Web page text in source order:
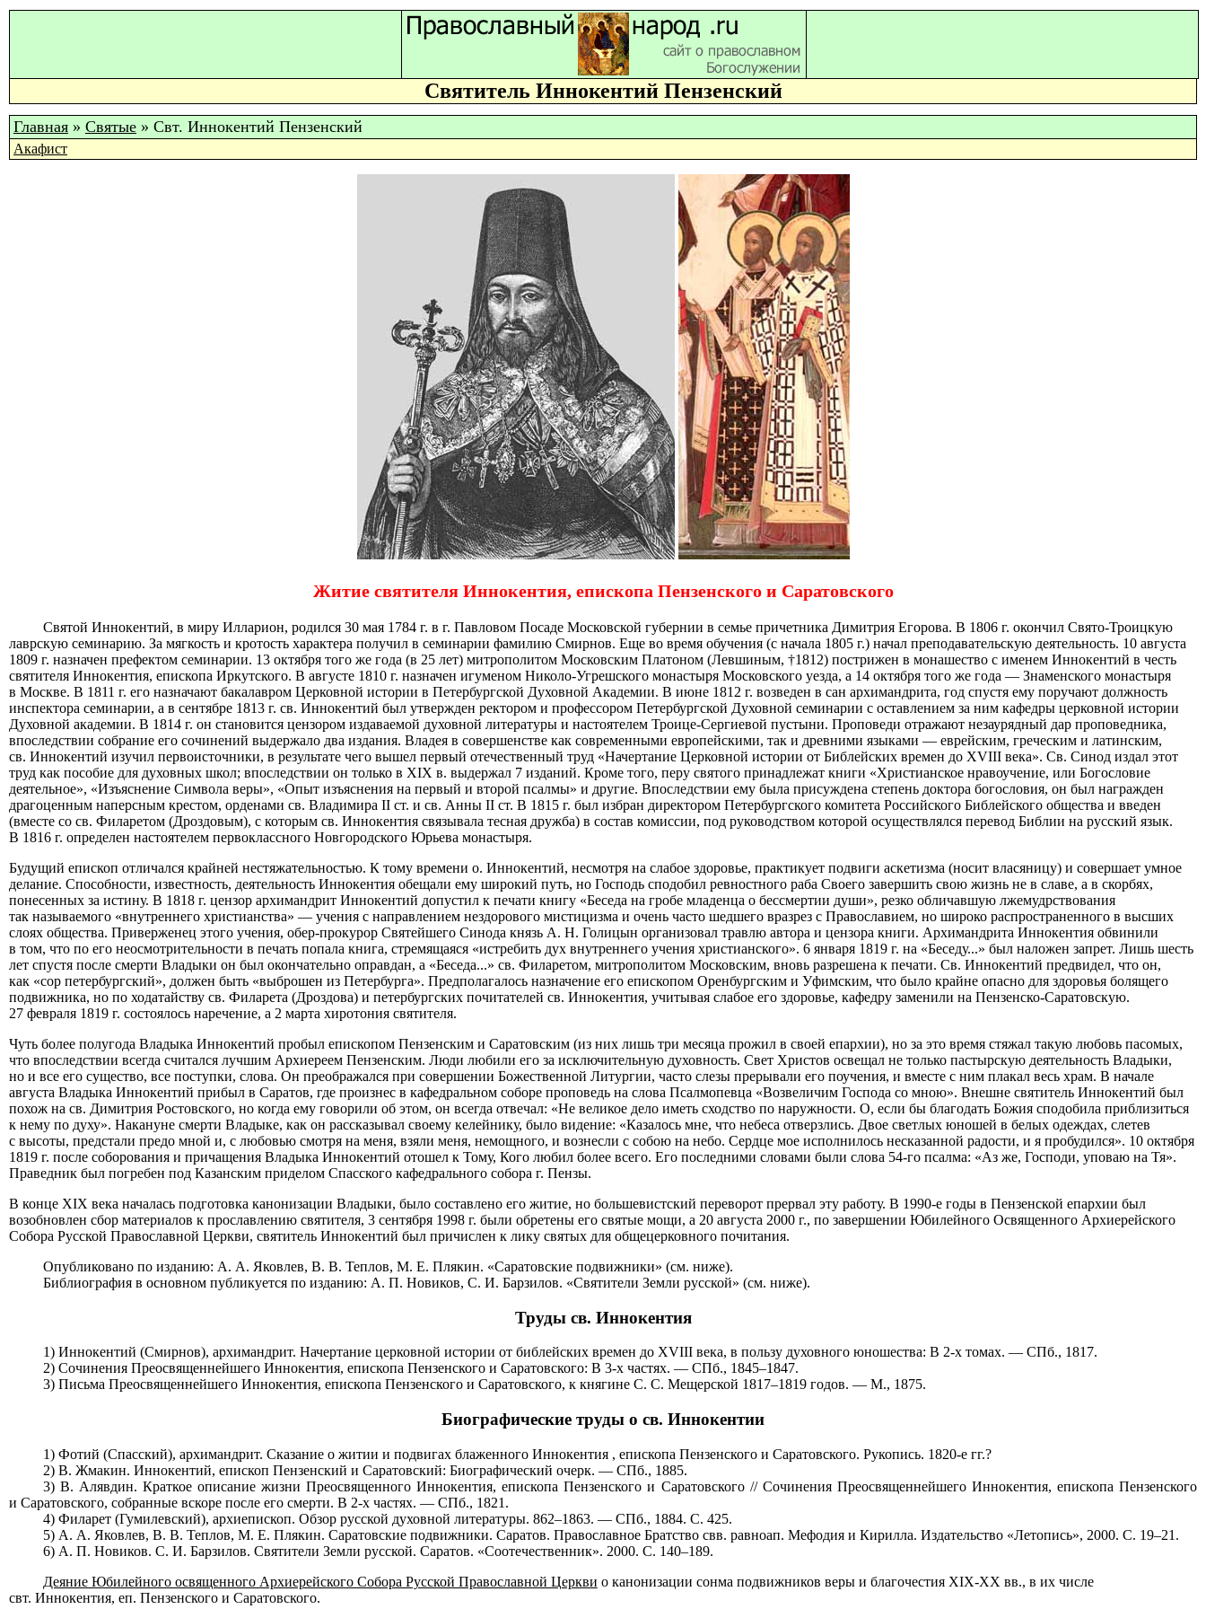
Святитель Иннокентий Пензенский
Главная » Святые » Свт. Иннокентий Пензенский
Акафист
Житие святителя Иннокентия, епископа Пензенского и Саратовского
Святой Иннокентий, в миру Илларион, родился 30 мая 1784 г. в г. Павловом Посаде Московской губернии в семье причетника Димитрия Егорова. В 1806 г. окончил Свято-Троицкую
лаврскую семинарию. За мягкость и кротость характера получил в семинарии фамилию Смирнов. Еще во время обучения (с начала 1805 г.) начал преподавательскую деятельность. 10 августа
1809 г. назначен префектом семинарии. 13 октября того же года (в 25 лет) митрополитом Московским Платоном (Левшиным, †1812) пострижен в монашество с именем Иннокентий в честь
святителя Иннокентия, епископа Иркутского. В августе 1810 г. назначен игуменом Николо-Угрешского монастыря Московского уезда, а 14 октября того же года — Знаменского монастыря
в Москве. В 1811 г. его назначают бакалавром Церковной истории в Петербургской Духовной Академии. В июне 1812 г. возведен в сан архимандрита, год спустя ему поручают должность
инспектора семинарии, а в сентябре 1813 г. св. Иннокентий был утвержден ректором и профессором Петербургской Духовной семинарии с оставлением за ним кафедры церковной истории
Духовной академии. В 1814 г. он становится цензором издаваемой духовной литературы и настоятелем Троице-Сергиевой пустыни. Проповеди отражают незаурядный дар проповедника,
впоследствии собрание его сочинений выдержало два издания. Владея в совершенстве как современными европейскими, так и древними языками — еврейским, греческим и латинским,
св. Иннокентий изучил первоисточники, в результате чего вышел первый отечественный труд «Начертание Церковной истории от Библейских времен до XVIII века». Св. Синод издал этот
труд как пособие для духовных школ; впоследствии он только в XIX в. выдержал 7 изданий. Кроме того, перу святого принадлежат книги «Христианское нравоучение, или Богословие
деятельное», «Изъяснение Символа веры», «Опыт изъяснения на первый и второй псалмы» и другие. Впоследствии ему была присуждена степень доктора богословия, он был награжден
драгоценным наперсным крестом, орденами св. Владимира II ст. и св. Анны II ст. В 1815 г. был избран директором Петербургского комитета Российского Библейского общества и введен
(вместе со св. Филаретом (Дроздовым), с которым св. Иннокентия связывала тесная дружба) в состав комиссии, под руководством которой осуществлялся перевод Библии на русский язык.
В 1816 г. определен настоятелем первоклассного Новгородского Юрьева монастыря.
Будущий епископ отличался крайней нестяжательностью. К тому времени о. Иннокентий, несмотря на слабое здоровье, практикует подвиги аскетизма (носит власяницу) и совершает умное
делание. Способности, известность, деятельность Иннокентия обещали ему широкий путь, но Господь сподобил ревностного раба Своего завершить свою жизнь не в славе, а в скорбях,
понесенных за истину. В 1818 г. цензор архимандрит Иннокентий допустил к печати книгу «Беседа на гробе младенца о бессмертии души», резко обличавшую лжемудрствования
так называемого «внутреннего христианства» — учения с направлением нездорового мистицизма и очень часто шедшего вразрез с Православием, но широко распространенного в высших
слоях общества. Приверженец этого учения, обер-прокурор Святейшего Синода князь А. Н. Голицын организовал травлю автора и цензора книги. Архимандрита Иннокентия обвинили
в том, что по его неосмотрительности в печать попала книга, стремящаяся «истребить дух внутреннего учения христианского». 6 января 1819 г. на «Беседу...» был наложен запрет. Лишь шесть
лет спустя после смерти Владыки он был окончательно оправдан, а «Беседа...» св. Филаретом, митрополитом Московским, вновь разрешена к печати. Св. Иннокентий предвидел, что он,
как «сор петербургский», должен быть «выброшен из Петербурга». Предполагалось назначение его епископом Оренбургским и Уфимским, что было крайне опасно для здоровья болящего
подвижника, но по ходатайству св. Филарета (Дроздова) и петербургских почитателей св. Иннокентия, учитывая слабое его здоровье, кафедру заменили на Пензенско-Саратовскую.
27 февраля 1819 г. состоялось наречение, а 2 марта хиротония святителя.
Чуть более полугода Владыка Иннокентий пробыл епископом Пензенским и Саратовским (из них лишь три месяца прожил в своей епархии), но за это время стяжал такую любовь пасомых,
что впоследствии всегда считался лучшим Архиереем Пензенским. Люди любили его за исключительную духовность. Свет Христов освещал не только пастырскую деятельность Владыки,
но и все его существо, все поступки, слова. Он преображался при совершении Божественной Литургии, часто слезы прерывали его поучения, и вместе с ним плакал весь храм. В начале
августа Владыка Иннокентий прибыл в Саратов, где произнес в кафедральном соборе проповедь на слова Псалмопевца «Возвеличим Господа со мною». Внешне святитель Иннокентий был
похож на св. Димитрия Ростовского, но когда ему говорили об этом, он всегда отвечал: «Не великое дело иметь сходство по наружности. О, если бы благодать Божия сподобила приблизиться
к нему по духу». Накануне смерти Владыке, как он рассказывал своему келейнику, было видение: «Казалось мне, что небеса отверзлись. Двое светлых юношей в белых одеждах, слетев
с высоты, предстали предо мной и, с любовью смотря на меня, взяли меня, немощного, и вознесли с собою на небо. Сердце мое исполнилось несказанной радости, и я пробудился». 10 октября
1819 г. после соборования и причащения Владыка Иннокентий отошел к Тому, Кого любил более всего. Его последними словами были слова 54-го псалма: «Аз же, Господи, уповаю на Тя».
Праведник был погребен под Казанским приделом Спасского кафедрального собора г. Пензы.
В конце XIX века началась подготовка канонизации Владыки, было составлено его житие, но большевистский переворот прервал эту работу. В 1990-е годы в Пензенской епархии был
возобновлен сбор материалов к прославлению святителя, 3 сентября 1998 г. были обретены его святые мощи, а 20 августа 2000 г., по завершении Юбилейного Освященного Архиерейского
Собора Русской Православной Церкви, святитель Иннокентий был причислен к лику святых для общецерковного почитания.
Опубликовано по изданию: А. А. Яковлев, В. В. Теплов, М. Е. Плякин. «Саратовские подвижники» (см. ниже).
Библиография в основном публикуется по изданию: А. П. Новиков, С. И. Барзилов. «Святители Земли русской» (см. ниже).
Труды св. Иннокентия
1) Иннокентий (Смирнов), архимандрит. Начертание церковной истории от библейских времен до XVIII века, в пользу духовного юношества: В 2-х томах. — СПб., 1817.
2) Сочинения Преосвященнейшего Иннокентия, епископа Пензенского и Саратовского: В 3-х частях. — СПб., 1845–1847.
3) Письма Преосвященнейшего Иннокентия, епископа Пензенского и Саратовского, к княгине С. С. Мещерской 1817–1819 годов. — М., 1875.
Биографические труды о св. Иннокентии
1) Фотий (Спасский), архимандрит. Сказание о житии и подвигах блаженного Иннокентия , епископа Пензенского и Саратовского. Рукопись. 1820-е гг.?
2) В. Жмакин. Иннокентий, епископ Пензенский и Саратовский: Биографический очерк. — СПб., 1885.
3) В. Алявдин. Краткое описание жизни Преосвященного Иннокентия, епископа Пензенского и Саратовского // Сочинения Преосвященнейшего Иннокентия, епископа Пензенского
и Саратовского, собранные вскоре после его смерти. В 2-х частях. — СПб., 1821.
4) Филарет (Гумилевский), архиепископ. Обзор русской духовной литературы. 862–1863. — СПб., 1884. С. 425.
5) А. А. Яковлев, В. В. Теплов, М. Е. Плякин. Саратовские подвижники. Саратов. Православное Братство свв. равноап. Мефодия и Кирилла. Издательство «Летопись», 2000. С. 19–21.
6) А. П. Новиков. С. И. Барзилов. Святители Земли русской. Саратов. «Соотечественник». 2000. С. 140–189.
Деяние Юбилейного освященного Архиерейского Собора Русской Православной Церкви о канонизации сонма подвижников веры и благочестия XIX-XX вв., в их числе
свт. Иннокентия, еп. Пензенского и Саратовского.